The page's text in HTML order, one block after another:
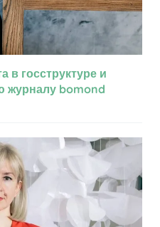
в госструктуре и
журналу bomond